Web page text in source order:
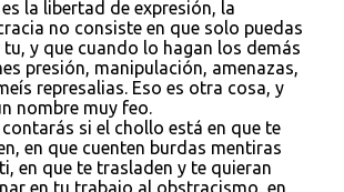
la libertad de expresión, la
no consiste en que solo puedas
tu, y que cuando lo hagan los demás
presión, manipulación, amenazas,
represalias. Eso es otra cosa, y
nombre muy feo.
contarás si el chollo está en que te
en que cuenten burdas mentiras
en que te trasladen y te quieran
en tu trabajo al obstracismo, en